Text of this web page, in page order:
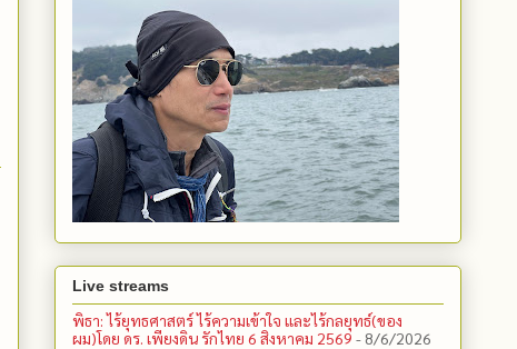
Live streams
พิธา: ไร้ยุทธศาสตร์ ไร้ความเข้าใจ และไร้กลยุทธ์(ของ
ผม)โดย ดร. เพียงดิน รักไทย 6 สิงหาคม 2569 - 8/6/2026